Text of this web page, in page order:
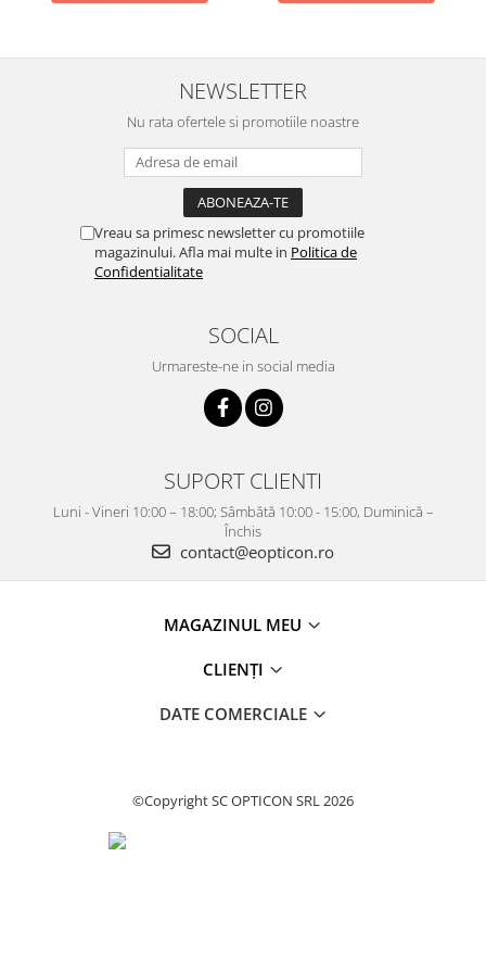
NEWSLETTER
Nu rata ofertele si promotiile noastre
Vreau sa primesc newsletter cu promotiile
magazinului. Afla mai multe in Politica de
Confidentialitate
SOCIAL
Urmareste-ne in social media
SUPORT CLIENTI
Luni - Vineri 10:00 – 18:00; Sâmbătă 10:00 - 15:00, Duminică –
Închis
contact@eopticon.ro
MAGAZINUL MEU
CLIENȚI
DATE COMERCIALE
©Copyright SC OPTICON SRL 2026